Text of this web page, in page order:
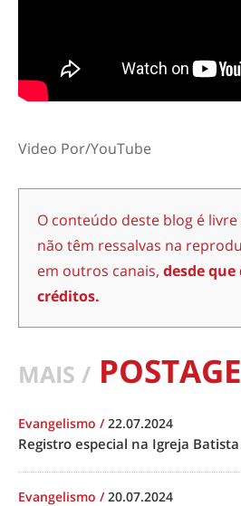
Video Por/YouTube
O conteúdo deste blog é
não têm ressalvas na
em outros canais, desde que
créditos.
MAIS /
Evangelismo /22.07.2024
Registro especial na Igreja
Evangelismo /20.07.2024